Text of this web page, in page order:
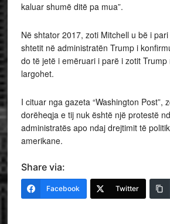
kaluar shumë ditë pa mua”.
Në shtator 2017, zoti Mitchell u bë i
shtetit në administratën Trump i
do të jetë i emëruari i parë i zotit
largohet.
I cituar nga gazeta “Washington Post”,
dorëheqja e tij nuk është një protestë
administratës apo ndaj drejtimit të
amerikane.
Share via:
Facebook Twitter